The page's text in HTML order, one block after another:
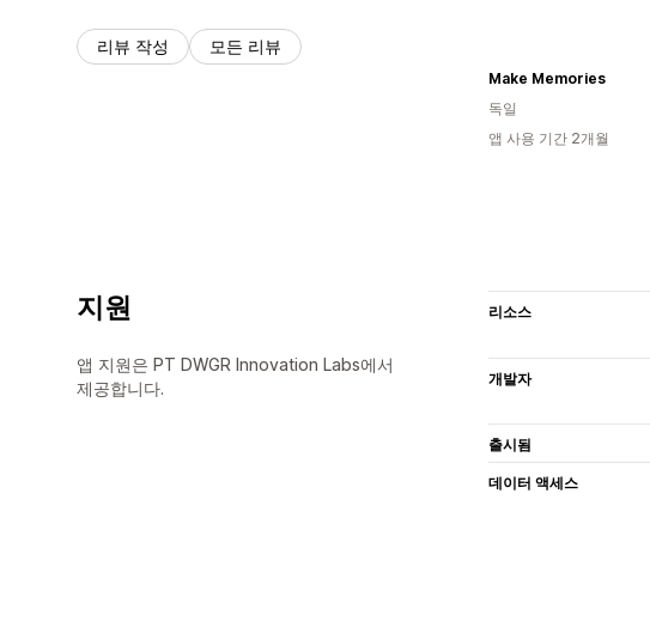
리뷰 작성 모든 리뷰
Make Memories
독일
앱 사용 기간 2개월
지원
앱 지원은 PT DWGR Innovation Labs에서
제공합니다.
리소스
개발자
출시됨
데이터 액세스